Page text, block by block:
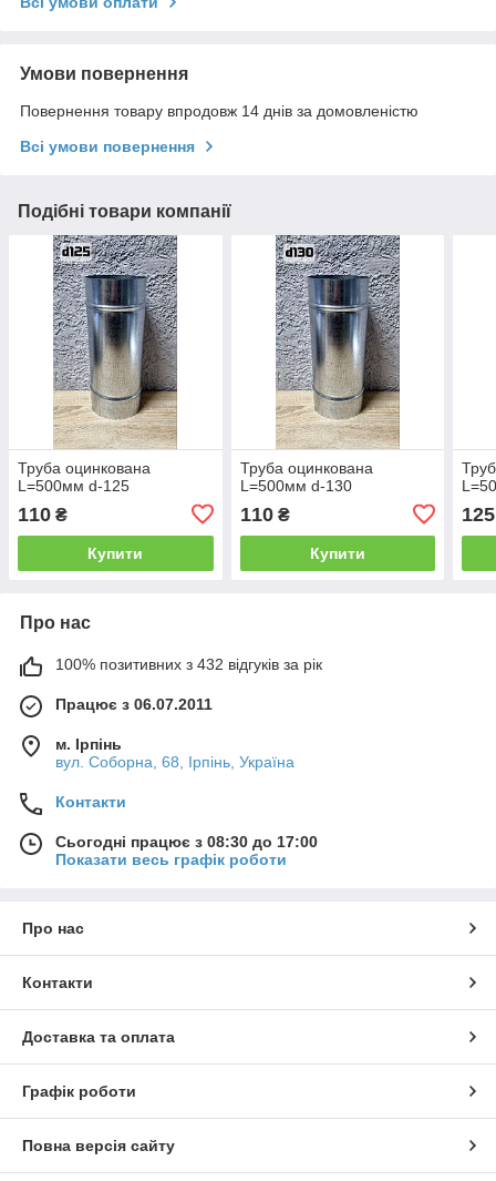
Умови повернення
Повернення товару впродовж 14 днів за домовленістю
Всі умови повернення
Подібні товари компанії
Труба оцинкована
L=500мм d-125
110 ₴
Купити
Труба оцинкована
L=500мм d-130
110₴
Купити
125
Про нас
100% позитивних з 432 відгуків за рік
Працює з 06.07.2011
м. Ірпінь
вул. Соборна, 68, Ірпінь, Україна
Контакти
Сьогодні працює з 08:30 до 17:00
Показати весь графік роботи
Про нас
Контакти
Доставка та оплата
Графік роботи
Повна версія сайту